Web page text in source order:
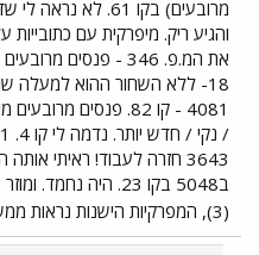
(3), המפרקיות הישנות נראות ממש גרוע. זה עצוב לראות אותן.